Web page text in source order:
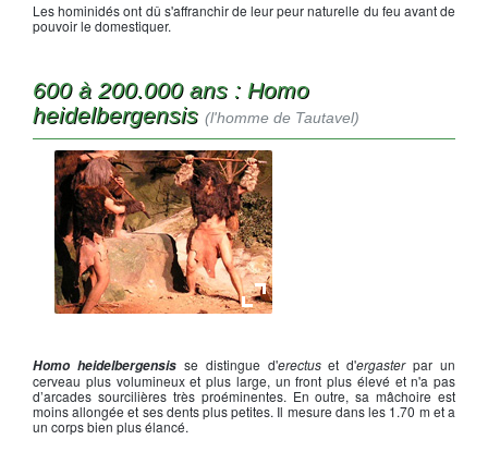
Les hominidés ont dû s'affranchir de leur peur naturelle du feu avant de
pouvoir le domestiquer.
600 à 200.000 ans : Homo
heidelbergensis (l'homme de Tautavel)
Homo heidelbergensisse distingue d'erectuset d'ergasterpar un
cerveau plus volumineux et plus large, un front plus élevé et n'a pas
d’arcades sourcilières très proéminentes. En outre, sa mâchoire est
moins allongée et ses dents plus petites. Il mesure dans les 1.70 m et a
un corps bien plus élancé.